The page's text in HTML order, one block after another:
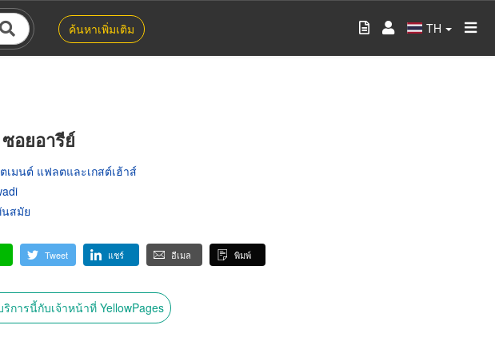
ค้นหาเพิ่มเติม TH
อยอารีย์
เมนต์ แฟลตและเกสต์เฮ้าส์
สมัย
Tweet แชร์ อีเมล พิมพ์
การนี้กับเจ้าหน้าที่ YellowPages